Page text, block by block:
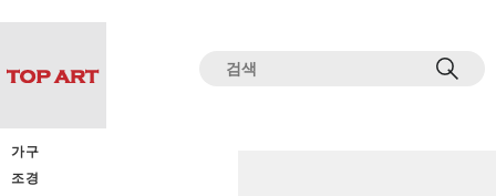
가구
조경